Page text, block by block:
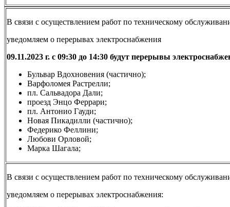
В связи с осуществлением работ по техническому
уведомляем о перерывах электроснабжения
09.11.2023 г. с 09:30 до 14:30 будут перерывы
Бульвар Вдохновения (частично);
Варфоломея Растрелли;
пл. Сальвадора Дали;
проезд Энцо Феррари;
пл. Антонио Гауди;
Новая Пикадилли (частично);
Федерико Феллини;
Любови Орловой;
Марка Шагала;
В связи с осуществлением работ по техническому
уведомляем о перерывах электроснабжения: